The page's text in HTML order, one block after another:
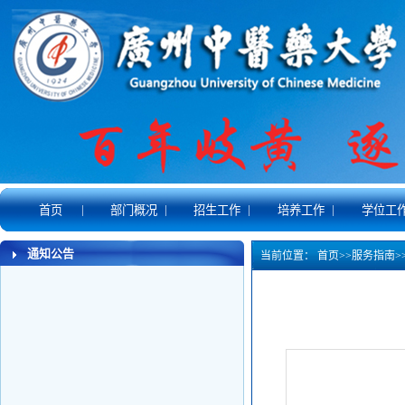
首页 | 部门概况 | 招生工作 | 培养工作 | 学位工
通知公告 当前位置： 首页>>服务指南